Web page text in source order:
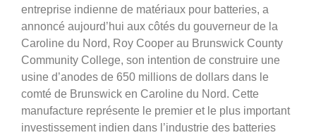
entreprise indienne de matériaux pour batteries, a
annoncé aujourd’hui aux côtés du gouverneur de la
Caroline du Nord, Roy Cooper au Brunswick County
Community College, son intention de construire une
usine d’anodes de 650 millions de dollars dans le
comté de Brunswick en Caroline du Nord. Cette
manufacture représente le premier et le plus important
investissement indien dans l’industrie des batteries